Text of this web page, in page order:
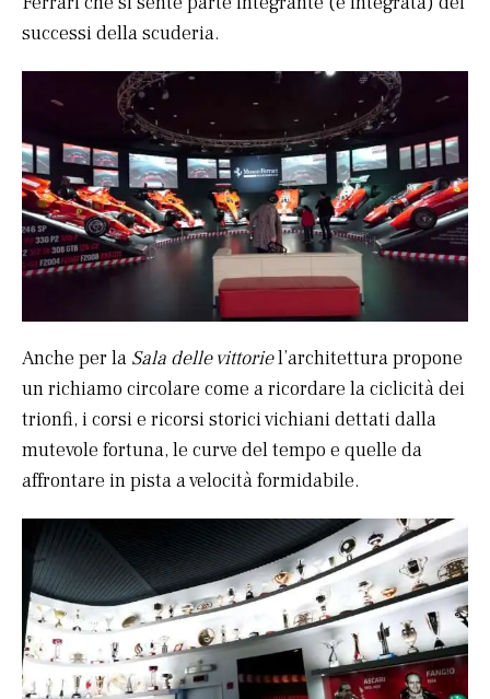
successi della scuderia.
Anche per la Sala delle vittoriel’architettura propone
un richiamo circolare come a ricordare la ciclicità dei
trionfi, i corsi e ricorsi storici vichiani dettati dalla
mutevole fortuna, le curve del tempo e quelle da
affrontare in pista a velocità formidabile.